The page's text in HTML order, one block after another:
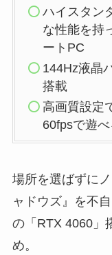
ハイスタン
な性能を持
ートPC
144Hz液晶
搭載
高画質設定
60fpsで遊べ
場所を選ばずに
ャドウズ』を不
の「RTX 4060」
め。